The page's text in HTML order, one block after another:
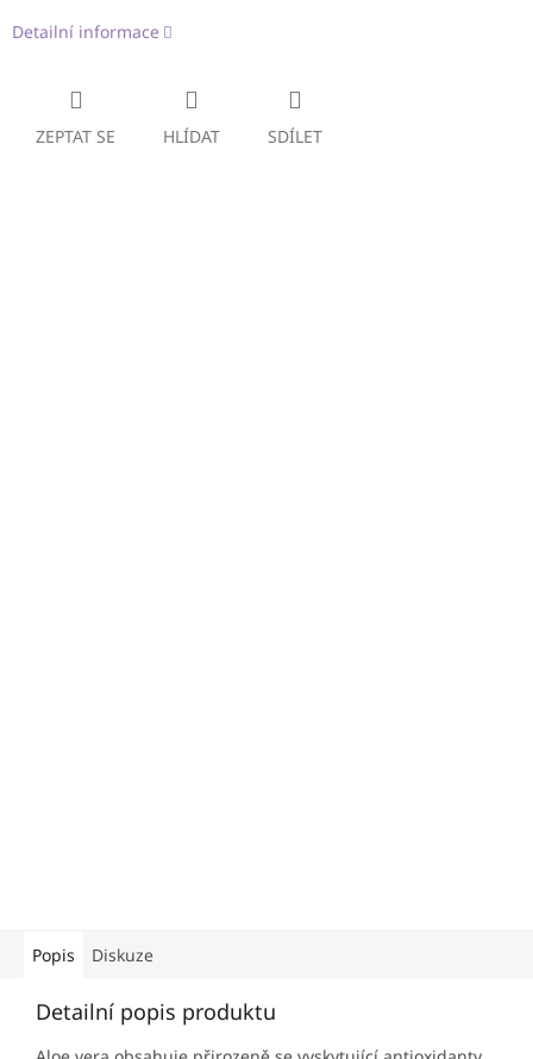
Detailní informace
ZEPTAT SE HLÍDAT SDÍLET
Popis Diskuze
Detailní popis produktu